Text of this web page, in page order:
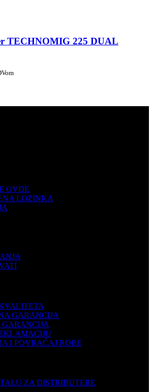
TECHNOMIG 225 DUAL
OVDE
LOZINKA
GARANCIJA
I POVRAĆAJ ROBE
ZA DISTRIBUTERE